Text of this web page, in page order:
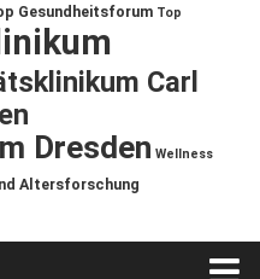
Gesundheitsforum Top
Carl
Dresden Wellness
Altersforschung